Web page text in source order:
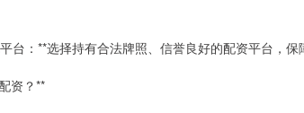
台：**选择持有合法牌照、信誉良好的配资平台，保
资？**